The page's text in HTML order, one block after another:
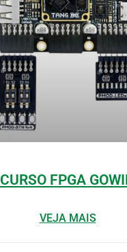
CURSO FPGA
VEJA MAIS